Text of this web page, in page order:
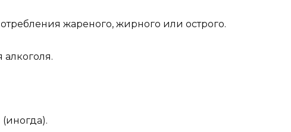
жареного, жирного или острого.